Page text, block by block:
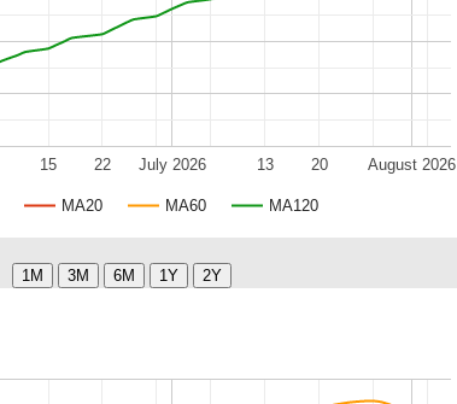
MA20 MA60 MA120
July 2026 August 2026
15 22 13 20